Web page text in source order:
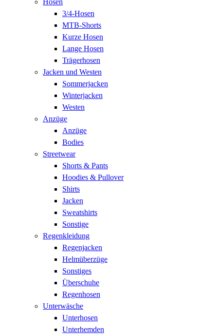
3/4-Hosen
MTB-Shorts
Kurze Hosen
Lange Hosen
Trägerhosen
Jacken und Westen
Sommerjacken
Winterjacken
Westen
Anzüge
Anzüge
Bodies
Streetwear
Shorts & Pants
Hoodies & Pullover
Shirts
Jacken
Sweatshirts
Sonstige
Regenkleidung
Regenjacken
Helmüberzüge
Sonstiges
Überschuhe
Regenhosen
Unterwäsche
Unterhosen
Unterhemden